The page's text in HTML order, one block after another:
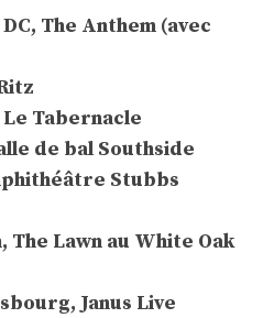
The Anthem (avec
Tabernacle
de bal Southside
Stubbs
The Lawn au White Oak
Janus Live